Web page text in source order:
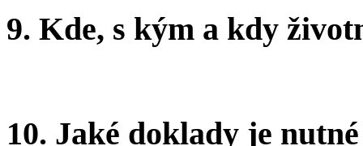
9. Kde, s kým a kdy
10. Jaké doklady je